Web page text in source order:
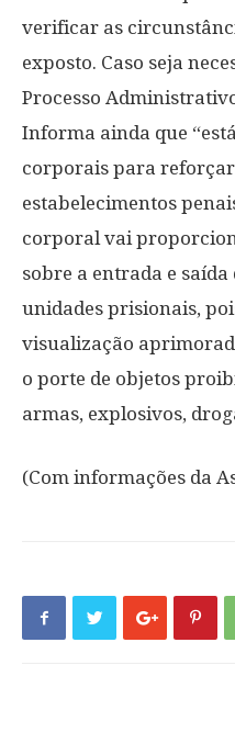
verificar as
exposto. Caso seja
Processo
Informa ainda que
corporais para
estabelecimentos
corporal vai
sobre a entrada e saída
unidades prisionais,
visualização
o porte de objetos
armas, explosivos,
(Com informações da